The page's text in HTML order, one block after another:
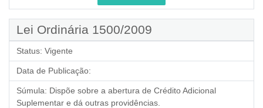
Lei Ordinária 1500/2009
Status: Vigente
Data de Publicação:
Súmula: Dispõe sobre a abertura de Crédito Adicional
Suplementar e dá outras providências.